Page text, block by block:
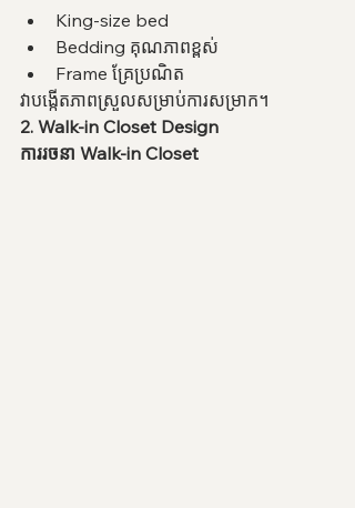
King-size bed
Bedding គុណភាពខ្ពស់
Frame គ្រែប្រណិត
វាបង្កើតភាពស្រួលសម្រាប់ការសម្រាក។
2. Walk-in Closet Design
ការរចនា Walk-in Closet